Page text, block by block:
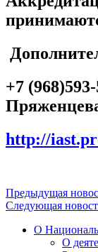
+7
http://
Предыдущая
Следующая
О
О